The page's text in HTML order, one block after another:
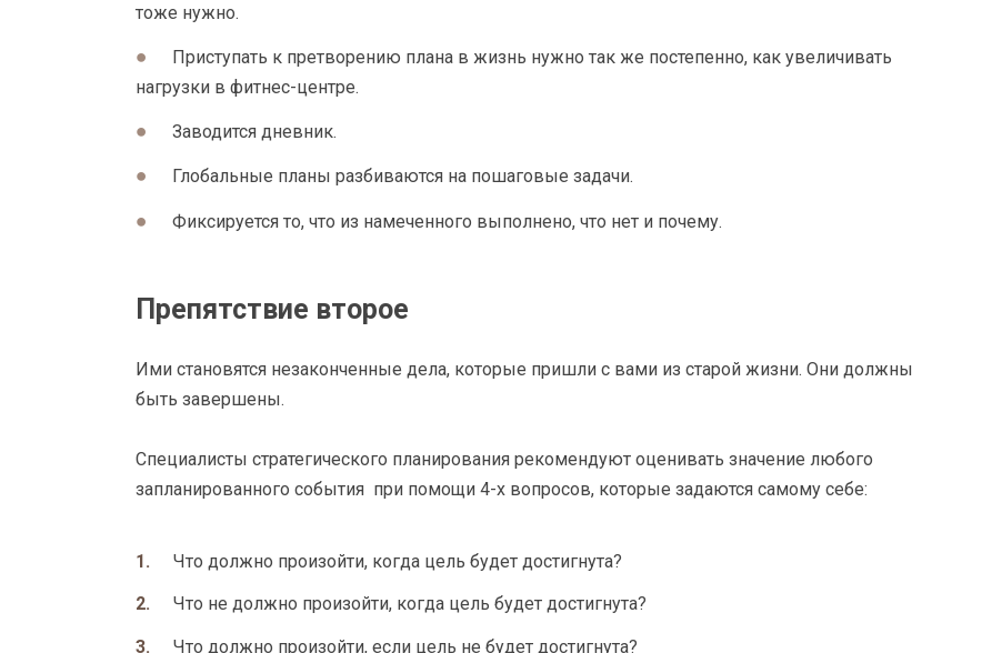
тоже нужно.
Приступать к претворению плана в жизнь нужно так же постепенно, как увеличивать
нагрузки в фитнес-центре.
Заводится дневник.
Глобальные планы разбиваются на пошаговые задачи.
Фиксируется то, что из намеченного выполнено, что нет и почему.
Препятствие второе
Ими становятся незаконченные дела, которые пришли с вами из старой жизни. Они должны
быть завершены.
Специалисты стратегического планирования рекомендуют оценивать значение любого
запланированного события при помощи 4-х вопросов, которые задаются самому себе:
Что должно произойти, когда цель будет достигнута?
Что не должно произойти, когда цель будет достигнута?
Что должно произойти, если цель не будет достигнута?